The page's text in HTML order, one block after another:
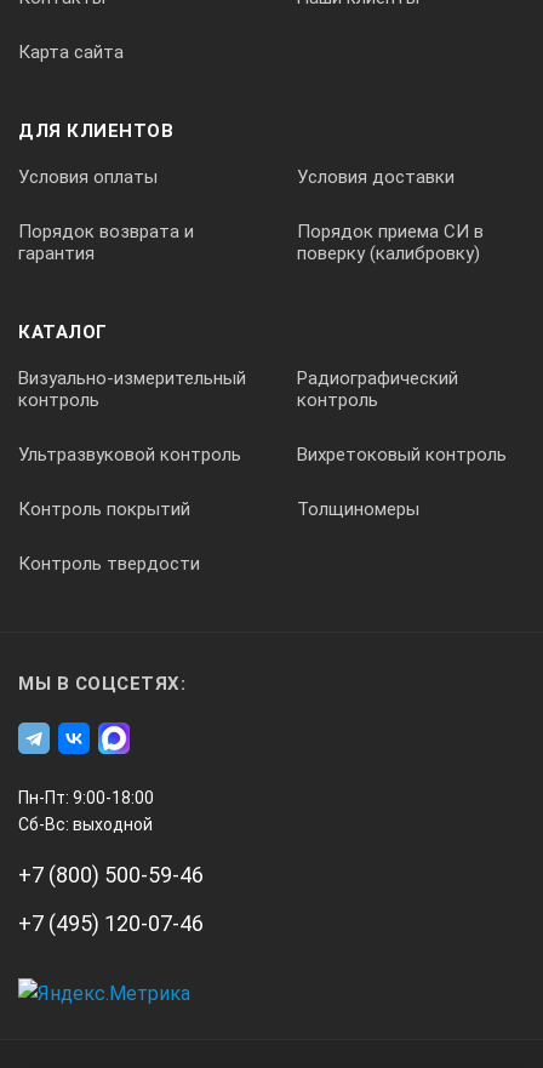
Карта сайта
ДЛЯ КЛИЕНТОВ
Условия оплаты Условия доставки
Порядок возврата и
гарантия
Порядок приема СИ в
поверку (калибровку)
КАТАЛОГ
Визуально-измерительный
контроль
Радиографический
контроль
Ультразвуковой контроль Вихретоковый контроль
Контроль покрытий Толщиномеры
Контроль твердости
МЫ В СОЦСЕТЯХ:
Пн-Пт: 9:00-18:00
Сб-Вс: выходной
+7 (800) 500-59-46
+7 (495) 120-07-46